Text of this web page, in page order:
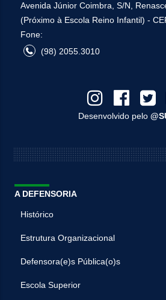
Avenida Júnior Coimbra, S/N,
(Próximo à Escola Reino Infantil) -
Fone:
(98) 2055.3010
Desenvolvido pelo
A DEFENSORIA
Histórico
Estrutura Organizacional
Defensora(e)s Pública(o)s
Escola Superior